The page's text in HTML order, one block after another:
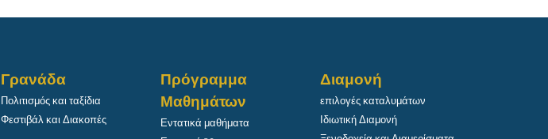
Γρανάδα
Πολιτισμός και ταξίδια
Φεστιβάλ και Διακοπές
Πρόγραμμα
Μαθημάτων
Εντατικά μαθήματα
Διαμονή
επιλογές καταλυμάτων
Ιδιωτική Διαμονή